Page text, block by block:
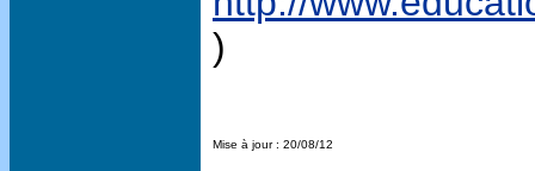
)
Mise à jour : 20/08/12